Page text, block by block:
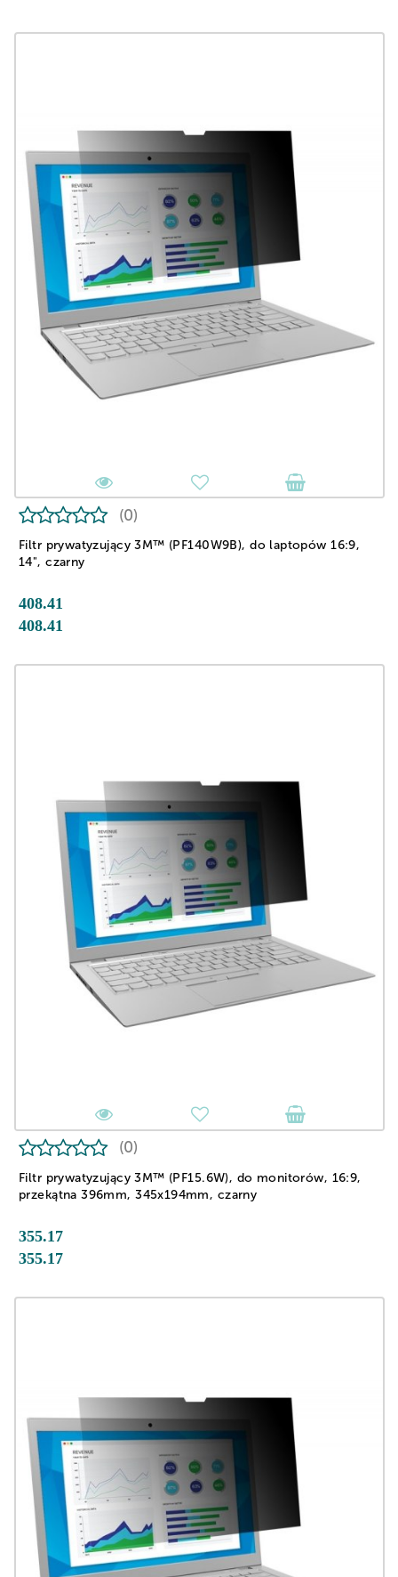
Filtr prywatyzujący 3M™ (PF140W9B), do laptopów 16:9,
14", czarny
(0)
408.41
408.41
Filtr prywatyzujący 3M™ (PF15.6W), do monitorów, 16:9,
przekątna 396mm, 345x194mm, czarny
(0)
355.17
355.17